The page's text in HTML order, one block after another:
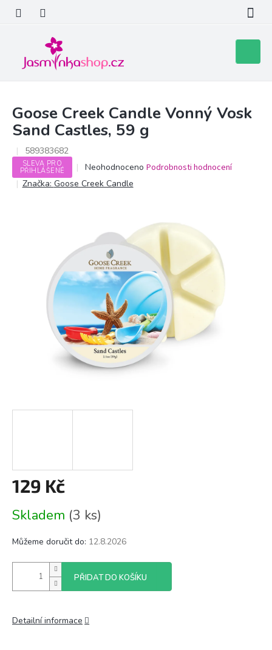
obsah
košík
Goose Creek Candle Vonný Vosk
Sand Castles, 59 g
589383682
SLEVA PRO
PŘIHLÁŠENÉ
Průměrné
hodnocení
produktu
hvězdiček.
Neohodnoceno Podrobnosti hodnocení
Značka: Goose Creek Candle
129 Kč
cena:
Skladem (3 ks)
Můžeme doručit do: 12.8.2026
PŘIDAT DO KOŠÍKU
Detailní informace